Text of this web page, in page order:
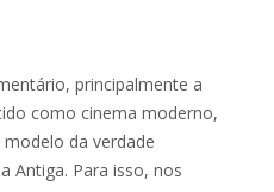
principalmente a
como cinema moderno,
da verdade
Antiga. Para isso, nos